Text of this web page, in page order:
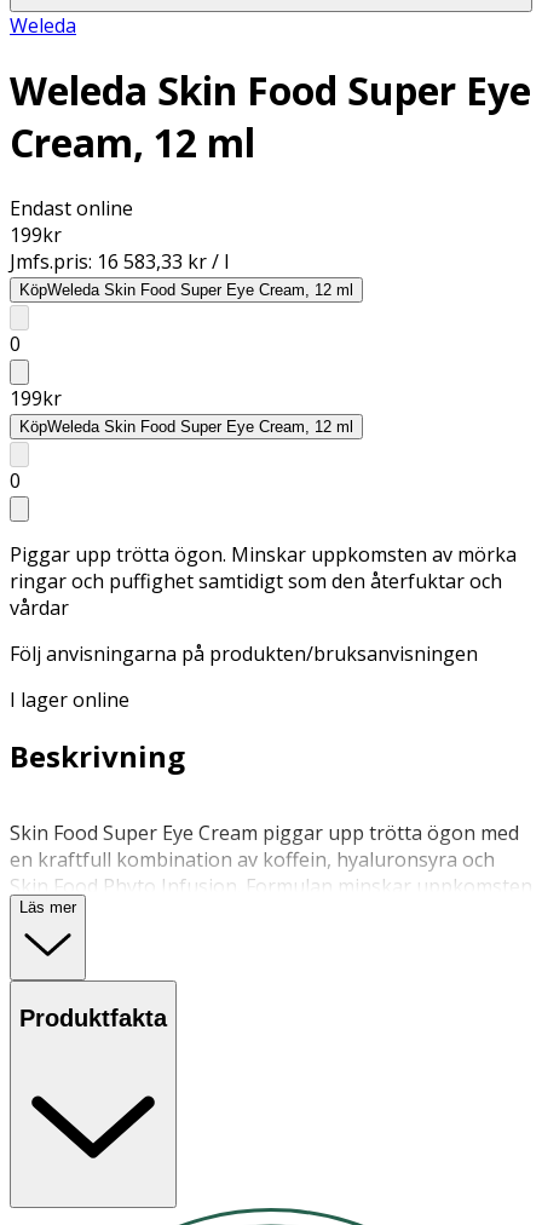
Weleda
Weleda Skin Food Super Eye
Cream, 12 ml
Endast online
199kr
Jmfs.pris: 16 583,33 kr / l
KöpWeleda Skin Food Super Eye Cream, 12 ml
0
199kr
KöpWeleda Skin Food Super Eye Cream, 12 ml
0
Piggar upp trötta ögon. Minskar uppkomsten av mörka
ringar och puffighet samtidigt som den återfuktar och
vårdar
Följ anvisningarna på produkten/bruksanvisningen
I lager online
Beskrivning
Skin Food Super Eye Cream piggar upp trötta ögon med
en kraftfull kombination av koffein, hyaluronsyra och
Skin Food Phyto Infusion. Formulan minskar uppkomsten
av mörka ringar och puffighet samtidigt som den
återfuktar och vårdar det känsliga området runt ögonen.
Dermatologiskt och oftalmologiskt testad. Vegansk,
naturligt certifierad.
ögonbenet) varje morgon och kväll.
Förvaras i rumstemperatur
OK för gravida och ammande:
Läs mer
Produktfakta